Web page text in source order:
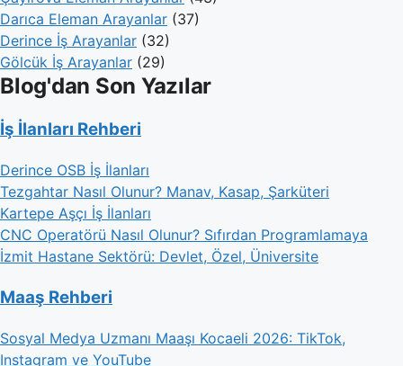
Darıca Eleman Arayanlar (37)
Derince İş Arayanlar (32)
Gölcük İş Arayanlar (29)
Blog'dan Son Yazılar
İş İlanları Rehberi
Derince OSB İş İlanları
Tezgahtar Nasıl Olunur? Manav, Kasap, Şarküteri
Kartepe Aşçı İş İlanları
CNC Operatörü Nasıl Olunur? Sıfırdan Programlamaya
İzmit Hastane Sektörü: Devlet, Özel, Üniversite
Maaş Rehberi
Sosyal Medya Uzmanı Maaşı Kocaeli 2026: TikTok,
Instagram ve YouTube